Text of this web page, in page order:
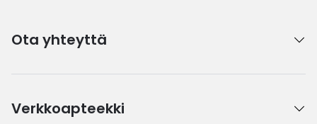
Ota yhteyttä
Verkkoapteekki